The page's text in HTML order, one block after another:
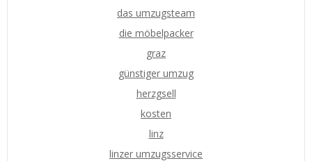
das umzugsteam
die möbelpacker
graz
günstiger umzug
herzgsell
kosten
linz
linzer umzugsservice